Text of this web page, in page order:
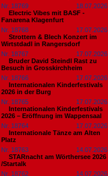
Nr. 18769
18.07.2026
Electric Vibes mit BASF -
Fanarena Klagenfurt
Nr. 18768
17.07.2026
Strottern & Blech Konzert im
Wirtstdadl in Rangersdorf
Nr. 18767
17.07.2026
Bruder David Steindl Rast zu
Besuch in Grosskirchheim
Nr. 18766
17.07.2026
Internationalen Kinderfestivals
2026 in der Burg
Nr. 18765
17.07.2026
Internationalen Kinderfestivals
2026 – Eröffnung im Wappensaal
Nr. 18764
17.07.2026
Internationale Tänze am Alten
Platz
Nr. 18763
14.07.2026
STARnacht am Wörthersee 2026
/Startalk
Nr. 18762
14.07.2026